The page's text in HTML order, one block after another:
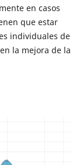
en casos
que estar
individuales de
la mejora de la